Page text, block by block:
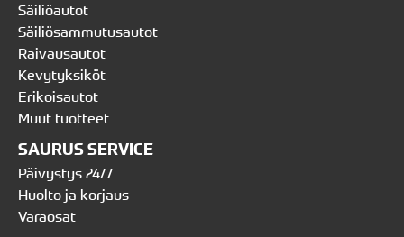
Säiliöautot
Säiliösammutusautot
Raivausautot
Kevytyksiköt
Erikoisautot
Muut tuotteet
SAURUS SERVICE
Päivystys 24/7
Huolto ja korjaus
Varaosat